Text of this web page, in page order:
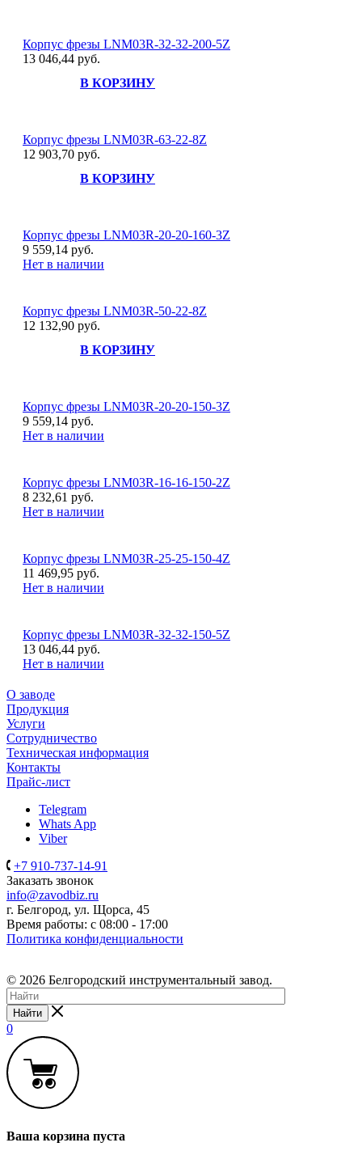
Корпус фрезы LNM03R-32-32-200-5Z
13 046,44 руб.
В КОРЗИНУ
Корпус фрезы LNM03R-63-22-8Z
12 903,70 руб.
В КОРЗИНУ
Корпус фрезы LNM03R-20-20-160-3Z
9 559,14 руб.
Нет в наличии
Корпус фрезы LNM03R-50-22-8Z
12 132,90 руб.
В КОРЗИНУ
Корпус фрезы LNM03R-20-20-150-3Z
9 559,14 руб.
Нет в наличии
Корпус фрезы LNM03R-16-16-150-2Z
8 232,61 руб.
Нет в наличии
Корпус фрезы LNM03R-25-25-150-4Z
11 469,95 руб.
Нет в наличии
Корпус фрезы LNM03R-32-32-150-5Z
13 046,44 руб.
Нет в наличии
О заводе
Продукция
Услуги
Сотрудничество
Техническая информация
Контакты
Прайс-лист
Telegram
Whats App
Viber
+7 910-737-14-91
Заказать звонок
info@zavodbiz.ru
г. Белгород, ул. Щорса, 45
Время работы: с 08:00 - 17:00
Политика конфиденциальности
© 2026 Белгородский инструментальный завод.
Найти
0
Ваша корзина пуста